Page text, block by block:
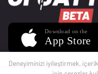
Deneyiminizi iyileştirmek,